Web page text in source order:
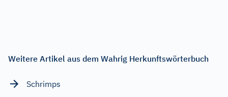
Weitere Artikel aus dem Wahrig Herkunftswörterbuch
Schrimps